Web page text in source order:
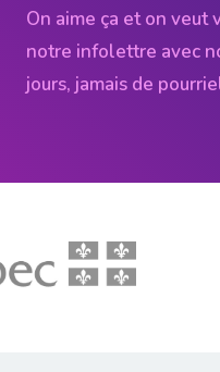
On aime ça et on veut
notre infolettre avec
jours, jamais de